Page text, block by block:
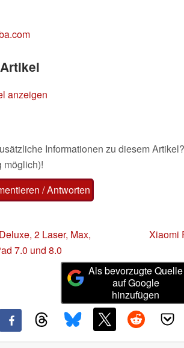
anzeigen
Informationen zu diesem
möglich)!
/ Antworten
2 Laser, Max,
7.0 und 8.0
Xiaomi
Als bevorzugte Quelle
auf Google
hinzufügen